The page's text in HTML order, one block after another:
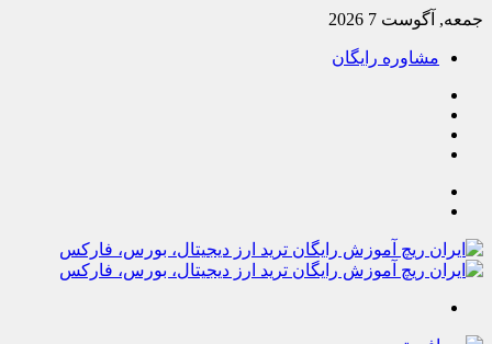
جمعه, آگوست 7 2026
مشاوره رایگان